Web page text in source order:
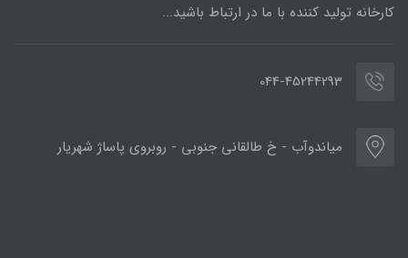
کارخانه تولید کننده با ما در ارتباط باشید...
044-45244293
میاندوآب - خ طالقانی جنوبی - روبروی پاساژ شهریار